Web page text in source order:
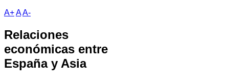
A+AA-
Relaciones
económicas entre
España y Asia